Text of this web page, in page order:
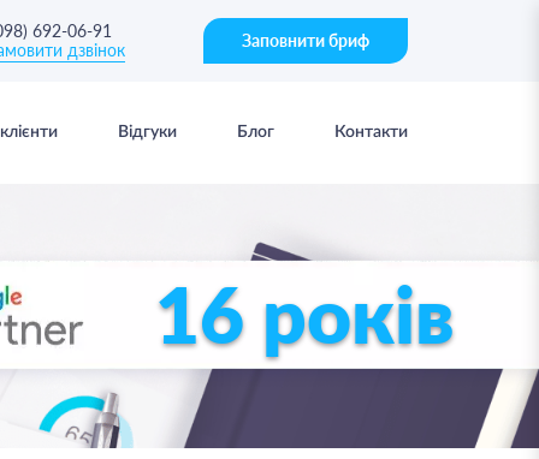
692-06-91
дзвінок
Заповнити бриф
Відгуки Блог Контакти
16 років